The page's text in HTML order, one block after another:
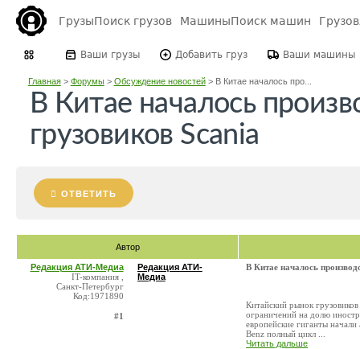
ГрузыПоиск грузов МашиныПоиск машин
Ваши грузы Добавить груз Ваши машины
Главная> Форумы> Обсуждение новостей> В Китае началось про...
В Китае началось
грузовиков Scania
ОТВЕТИТЬ
Автор
Редакция АТИ-Медиа
IT-компания ,
Санкт-Петербург
Код:1971890
#1
Редакция АТИ-
Медиа
В Китае началось
Китайский рынок
ограничений на долю
европейские гиганты
Benz полный цикл ...
Читать дальше